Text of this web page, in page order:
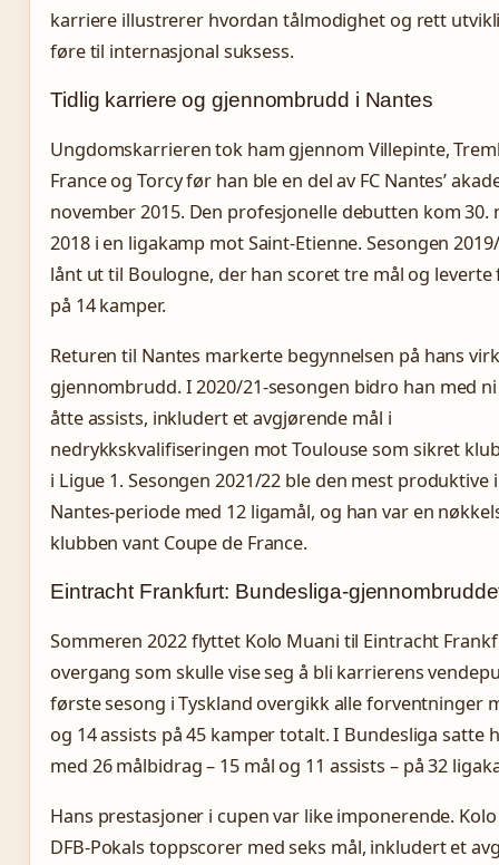
karriere illustrerer hvordan tålmodighet og rett
føre til internasjonal suksess.
Tidlig karriere og gjennombrudd i Nantes
Ungdomskarrieren tok ham gjennom Villepinte,
France og Torcy før han ble en del av FC Nantes’
november 2015. Den profesjonelle debutten kom 30.
2018 i en ligakamp mot Saint-Etienne. Sesongen
lånt ut til Boulogne, der han scoret tre mål og leverte
på 14 kamper.
Returen til Nantes markerte begynnelsen på hans
gjennombrudd. I 2020/21-sesongen bidro han med
åtte assists, inkludert et avgjørende mål i
nedrykkskvalifiseringen mot Toulouse som sikret
i Ligue 1. Sesongen 2021/22 ble den mest produktive
Nantes-periode med 12 ligamål, og han var en
klubben vant Coupe de France.
Eintracht Frankfurt: Bundesliga-
Sommeren 2022 flyttet Kolo Muani til Eintracht
overgang som skulle vise seg å bli karrierens
første sesong i Tyskland overgikk alle forventninger
og 14 assists på 45 kamper totalt. I Bundesliga satte
med 26 målbidrag – 15 mål og 11 assists – på 32
Hans prestasjoner i cupen var like imponerende.
DFB-Pokals toppscorer med seks mål, inkludert et